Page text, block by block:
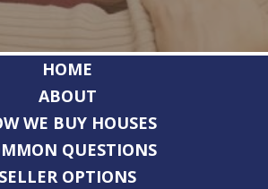
HOME
ABOUT
WE BUY HOUSES
QUESTIONS
SELLER OPTIONS